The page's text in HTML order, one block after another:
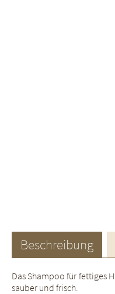
Beschreibung
Das Shampoo für fettiges
sauber und frisch.